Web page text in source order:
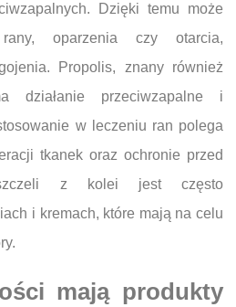
Dzięki temu może
oparzenia czy otarcia,
Propolis, znany również
działanie przeciwzapalne i
w leczeniu ran polega
tkanek oraz ochronie przed
z kolei jest często
i kremach, które mają na celu
mają produkty